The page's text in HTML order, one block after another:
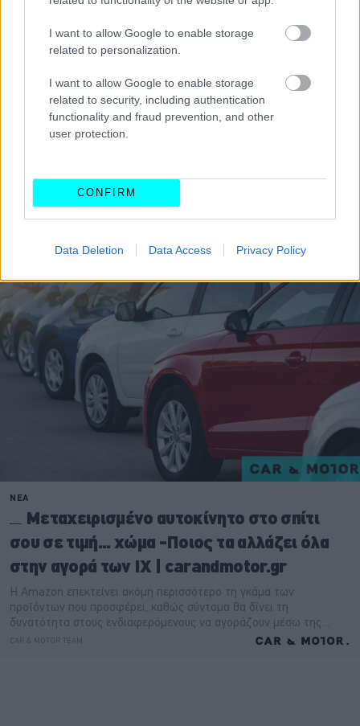
I want to allow Google to enable storage
related to personalization.
I want to allow Google to enable storage
related to security, including authentication
functionality and fraud prevention, and other
user protection.
CONFIRM
Data Deletion Data Access Privacy Policy